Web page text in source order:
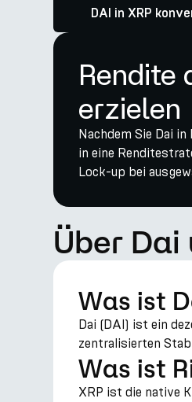
DAI in XRP
Rendite
erzielen
Nachdem Sie Dai
in eine
Lock-up bei
Über Dai
Was ist
Dai (DAI) ist ein
zentralisierten
Was ist
XRP ist die native